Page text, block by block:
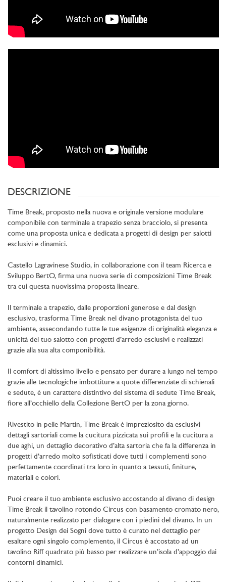
DESCRIZIONE
Time Break, proposto nella nuova e originale versione modulare
componibile con terminale a trapezio senza bracciolo, si presenta
come una proposta unica e dedicata a progetti di design per salotti
esclusivi e dinamici.
Castello Lagravinese Studio, in collaborazione con il team Ricerca e
Sviluppo BertO, firma una nuova serie di composizioni Time Break
tra cui questa nuovissima proposta lineare.
Il terminale a trapezio, dalle proporzioni generose e dal design
esclusivo, trasforma Time Break nel divano protagonista del tuo
ambiente, assecondando tutte le tue esigenze di originalità eleganza e
unicità del tuo salotto con progetti d’arredo esclusivi e realizzati
grazie alla sua alta componibilità.
Il comfort di altissimo livello e pensato per durare a lungo nel tempo
grazie alle tecnologiche imbottiture a quote differenziate di schienali
e sedute, è un carattere distintivo del sistema di sedute Time Break,
fiore all’occhiello della Collezione BertO per la zona giorno.
Rivestito in pelle Martin, Time Break è impreziosito da esclusivi
dettagli sartoriali come la cucitura pizzicata sui profili e la cucitura a
due aghi, un dettaglio decorativo d’alta sartoria che fa la differenza in
progetti d’arredo molto sofisticati dove tutti i complementi sono
perfettamente coordinati tra loro in quanto a tessuti, finiture,
materiali e colori.
Puoi creare il tuo ambiente esclusivo accostando al divano di design
Time Break il tavolino rotondo Circus con basamento cromato nero,
naturalmente realizzato per dialogare con i piedini del divano. In un
progetto Design dei Sogni dove tutto è curato nel dettaglio per
esaltare ogni singolo complemento, il Circus è accostato ad un
tavolino Riff quadrato più basso per realizzare un’isola d’appoggio dai
contorni dinamici.